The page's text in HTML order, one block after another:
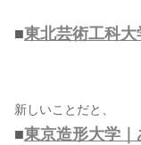
■東北芸術工科大
新しいことだと、
■東京造形大学